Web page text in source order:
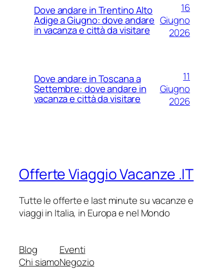
Dove andare in Trentino Alto
Adige a Giugno: dove andare
in vacanza e città da visitare
16
Giugno
2026
Dove andare in Toscana a
Settembre: dove andare in
vacanza e città da visitare
11
Giugno
2026
Offerte Viaggio Vacanze .IT
Tutte le offerte e last minute su vacanze e
viaggi in Italia, in Europa e nel Mondo
Blog
Chi siamo
Eventi
Negozio